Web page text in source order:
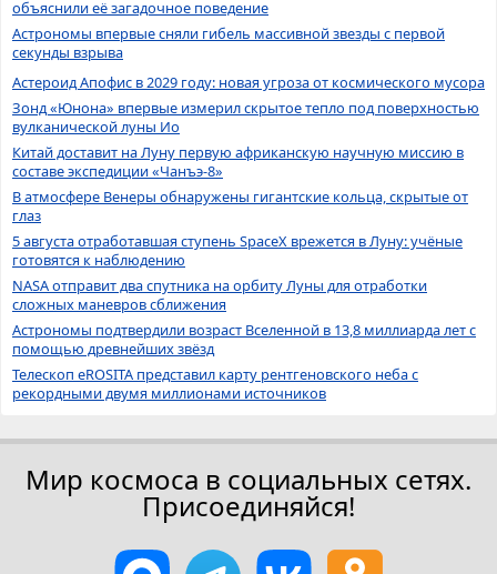
объяснили её загадочное поведение
Астрономы впервые сняли гибель массивной звезды с первой
секунды взрыва
Астероид Апофис в 2029 году: новая угроза от космического мусора
Зонд «Юнона» впервые измерил скрытое тепло под поверхностью
вулканической луны Ио
Китай доставит на Луну первую африканскую научную миссию в
составе экспедиции «Чанъэ-8»
В атмосфере Венеры обнаружены гигантские кольца, скрытые от
глаз
5 августа отработавшая ступень SpaceX врежется в Луну: учёные
готовятся к наблюдению
NASA отправит два спутника на орбиту Луны для отработки
сложных маневров сближения
Астрономы подтвердили возраст Вселенной в 13,8 миллиарда лет с
помощью древнейших звёзд
Телескоп eROSITA представил карту рентгеновского неба с
рекордными двумя миллионами источников
Мир космоса в социальных сетях.
Присоединяйся!